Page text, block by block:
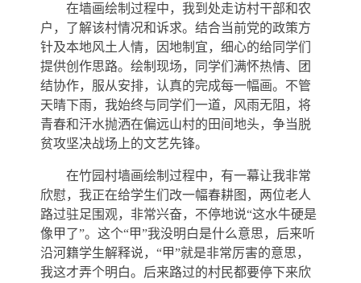
在墙画绘制过程中，我到处走访村干部和农
户，了解该村情况和诉求。结合当前党的政策方
针及本地风土人情，因地制宜，细心的给同学们
提供创作思路。绘制现场，同学们满怀热情、团
结协作，服从安排，认真的完成每一幅画。不管
天晴下雨，我始终与同学们一道，风雨无阻，将
青春和汗水抛洒在偏远山村的田间地头，争当脱
贫攻坚决战场上的文艺先锋。
在竹园村墙画绘制过程中，有一幕让我非常
欣慰，我正在给学生们改一幅春耕图，两位老人
路过驻足围观，非常兴奋，不停地说“这水牛硬是
像甲了”。这个“甲”我没明白是什么意思，后来听
沿河籍学生解释说，“甲”就是非常厉害的意思，
我这才弄个明白。后来路过的村民都要停下来欣